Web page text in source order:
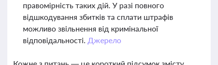
правомірність таких дій. У разі повного
відшкодування збитків та сплати штрафів
можливо звільнення від кримінальної
відповідальності. Джерело